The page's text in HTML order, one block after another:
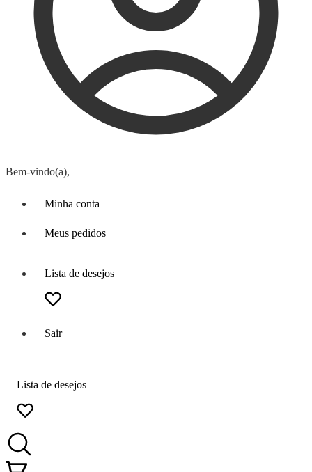
Bem-vindo(a),
Minha conta
Meus pedidos
Lista de desejos
Sair
Lista de desejos